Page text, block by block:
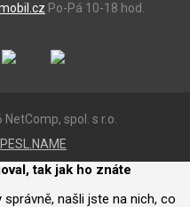
Po-Pá 10-18 hod.
spol. s r.o.
PESL.NAME
tak jak ho znáte
našli jste na nich, co